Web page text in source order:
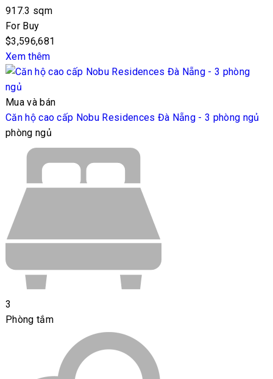
917.3 sqm
For Buy
$3,596,681
Xem thêm
Mua và bán
Căn hộ cao cấp Nobu Residences Đà Nẵng - 3 phòng ngủ
phòng ngủ
3
Phòng tắm